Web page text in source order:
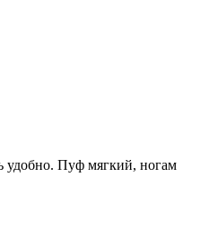
удобно. Пуф мягкий, ногам